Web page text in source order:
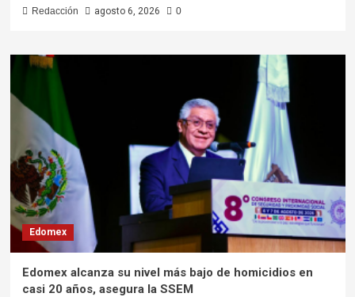
Redacción agosto 6, 2026 0
Edomex
Edomex alcanza su nivel más bajo de homicidios en
casi 20 años, asegura la SSEM